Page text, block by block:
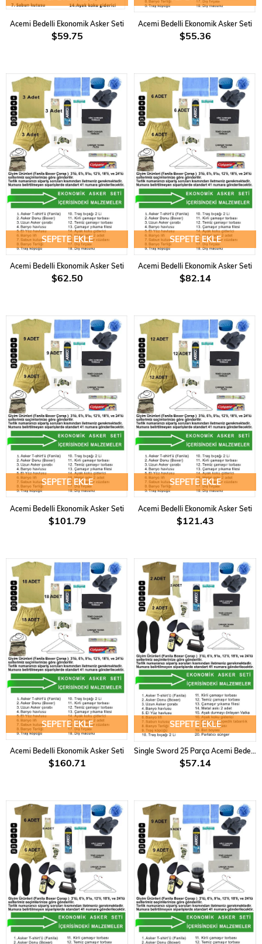
Acemi Bedelli Ekonomik Asker Seti
$59.75
Acemi Bedelli Ekonomik Asker Seti
$55.36
SEPETE EKLE
Acemi Bedelli Ekonomik Asker Seti
$62.50
SEPETE EKLE
Acemi Bedelli Ekonomik Asker Seti
$82.14
SEPETE EKLE
Acemi Bedelli Ekonomik Asker Seti
$101.79
SEPETE EKLE
Acemi Bedelli Ekonomik Asker Seti
$121.43
SEPETE EKLE
Acemi Bedelli Ekonomik Asker Seti
$160.71
SEPETE EKLE
$57.14